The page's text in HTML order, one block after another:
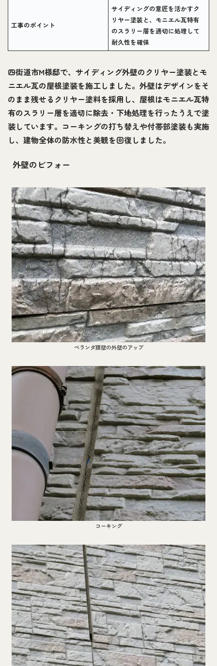
工事のポイント
サイディングの意匠を活かすク
リヤー塗装と、モニエル瓦特有
のスラリー層を適切に処理して
耐久性を確保
四街道市M様邸で、サイディング外壁のクリヤー塗装とモ
ニエル瓦の屋根塗装を施工しました。外壁はデザインをそ
のまま残せるクリヤー塗料を採用し、屋根はモニエル瓦特
有のスラリー層を適切に除去・下地処理を行ったうえで塗
装しています。コーキングの打ち替えや付帯部塗装も実施
し、建物全体の防水性と美観を回復しました。
外壁のビフォー
ベランダ腰壁の外壁のアップ
コーキング